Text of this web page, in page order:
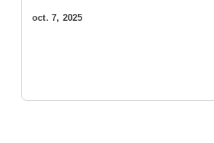
oct. 7, 2025